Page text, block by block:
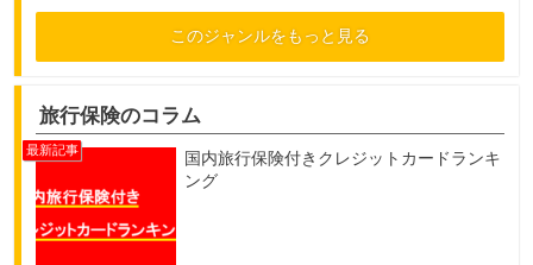
このジャンルをもっと見る
旅行保険のコラム
国内旅行保険付きクレジットカードランキ
ング